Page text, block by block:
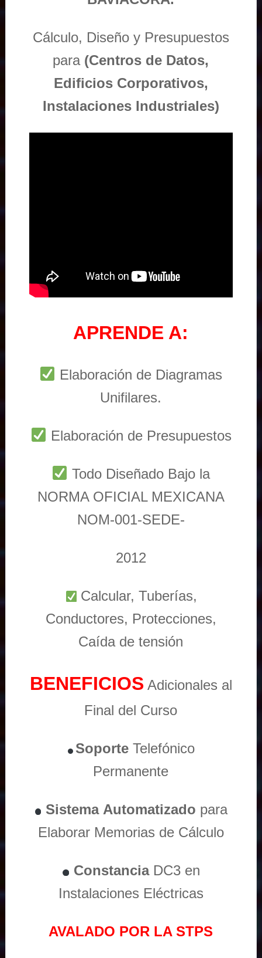
Cálculo, Diseño y Presupuestos
para (Centros de Datos,
Edificios Corporativos,
Instalaciones Industriales)
APRENDE A:
Elaboración de Diagramas
Unifilares.
Elaboración de Presupuestos
Todo Diseñado Bajo la
NORMA OFICIAL MEXICANA
NOM-001-SEDE-
2012
Calcular, Tuberías,
Conductores, Protecciones,
Caída de tensión
BENEFICIOS Adicionales al
Final del Curso
Soporte Telefónico
Permanente
Sistema Automatizado para
Elaborar Memorias de Cálculo
ConstanciaDC3 en
Instalaciones Eléctricas
AVALADO POR LA STPS